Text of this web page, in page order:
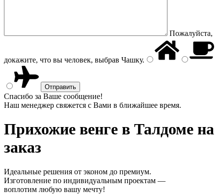
Пожалуйста,
докажите, что вы человек, выбрав Чашку.
Спасибо за Ваше сообщение!
Наш менеджер свяжется с Вами в ближайшее время.
Прихожие венге в Талдоме на
заказ
Идеальные решения от эконом до премиум.
Изготовление по индивидуальным проектам —
воплотим любую вашу мечту!